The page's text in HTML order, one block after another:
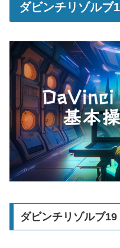
ダビンチリゾルブ
ダビンチリゾルブ